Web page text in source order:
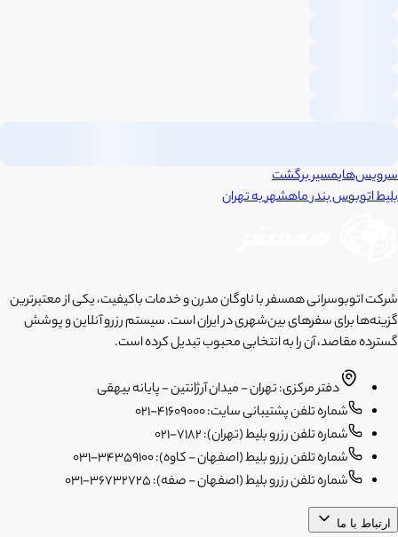
سرویس‌هایمسیر برگشت
بلیط اتوبوسبندر ماهشهربهتهران
شرکت اتوبوسرانی همسفر با ناوگان مدرن و خدمات باکیفیت، یکی از معتبرترین
گزینه‌ها برای سفرهای بین‌شهری در ایران است. سیستم رزرو آنلاین و پوشش
گسترده مقاصد، آن را به انتخابی محبوب تبدیل کرده است.
دفتر مرکزی: تهران - میدان آرژانتین - پایانه بیهقی
شماره تلفن پشتیبانی سایت: 41609000-021
شماره تلفن رزرو بلیط (تهران): 7182-021
شماره تلفن رزرو بلیط (اصفهان - کاوه): 34359100-031
شماره تلفن رزرو بلیط (اصفهان - صفه): 36732725-031
ارتباط با ما